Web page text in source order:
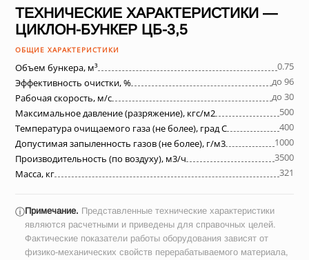
ТЕХНИЧЕСКИЕ ХАРАКТЕРИСТИКИ —
ЦИКЛОН-БУНКЕР ЦБ-3,5
ОБЩИЕ ХАРАКТЕРИСТИКИ
Объем бункера, м³
0.75
Эффективность очистки, %
до 96
Рабочая скорость, м/с
до 30
Максимальное давление (разряжение), кгс/м2
500
Температура очищаемого газа (не более), град С
400
Допустимая запыленность газов (не более), г/м3
1000
Производительность (по воздуху), м3/ч
3500
Масса, кг
321
ⓘПримечание. Представленные технические характеристики
являются расчетными и приведены для справочных целей.
Фактические показатели работы оборудования зависят от
физико-механических свойств перерабатываемого материала,